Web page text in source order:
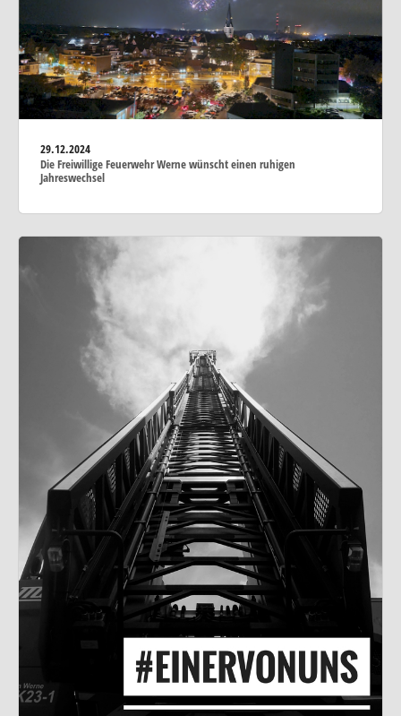
29.12.2024
Die Freiwillige Feuerwehr Werne wünscht einen ruhigen
Jahreswechsel